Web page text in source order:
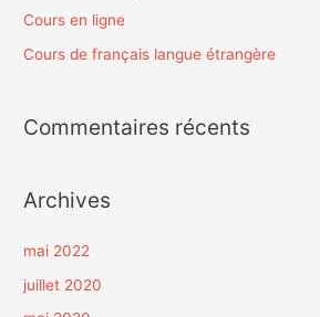
c
h
Cours en ligne
Cours de français langue étrangère
Commentaires récents
Archives
mai 2022
juillet 2020